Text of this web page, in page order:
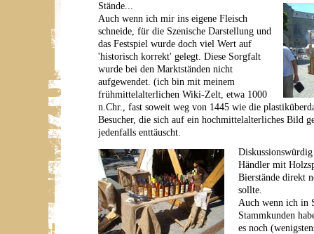
Stände...
Auch wenn ich mir ins eigene Fleisch
schneide, für die Szenische Darstellung und
das Festspiel wurde doch viel Wert auf
'historisch korrekt' gelegt. Diese Sorgfalt
wurde bei den Marktständen nicht
aufgewendet. (ich bin mit meinem
frühmittelalterlichen Wiki-Zelt, etwa 1000
n.Chr., fast soweit weg von 1445 wie die
Besucher, die sich auf ein hochmittelalterliches Bild
jedenfalls enttäuscht.
Händler mit
Bierstände direkt
sollte.
Auch wenn ich in
Stammkunden
es noch